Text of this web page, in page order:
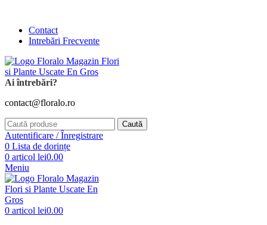
Contact
Intrebări Frecvente
Ai întrebări?
contact@floralo.ro
Caută
Autentificare / Înregistrare
0 Lista de dorințe
0 articol lei0.00
Meniu
0 articol lei0.00